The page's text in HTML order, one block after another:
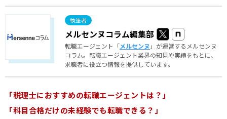
メルセンヌコラム編集部
転職エージェント「メルセンヌ 」が運営するメルセンヌ
コラム。転職エージェント業界の知見や実績をもとに、
求職者に役立つ情報を提供しています。
「税理士におすすめの転職エージェントは？」
「科目合格だけの未経験でも転職できる？」